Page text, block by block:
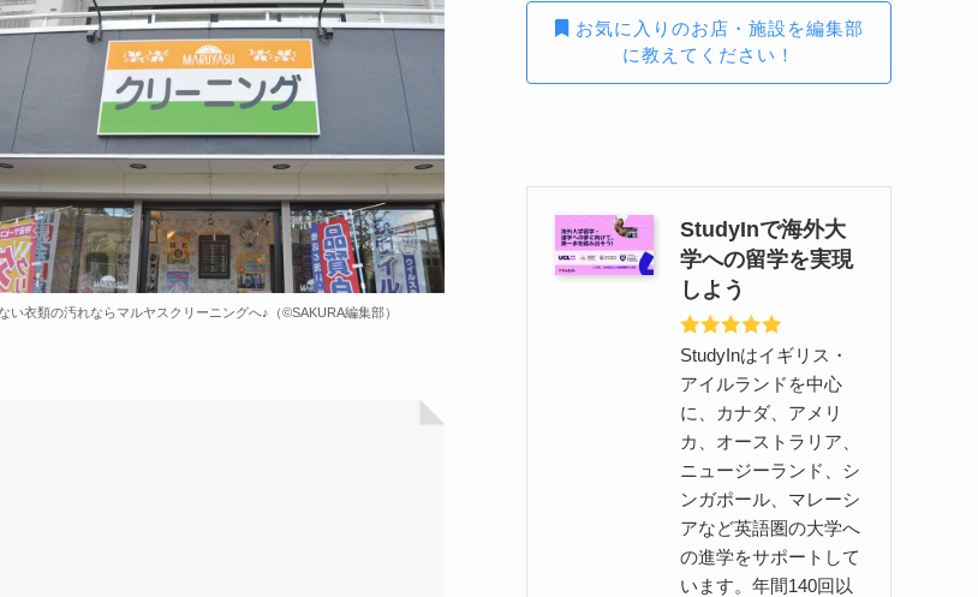
い衣類の汚れならマルヤスクリーニングへ♪（©️SAKURA編集部）
お気に入りのお店・施設を編集部
に教えてください！
StudyInで海外大
学への留学を実現
しよう
StudyInはイギリス・
アイルランドを中心
に、カナダ、アメリ
カ、オーストラリア、
ニュージーランド、シ
ンガポール、マレーシ
アなど英語圏の大学へ
の進学をサポートして
います。年間140回以